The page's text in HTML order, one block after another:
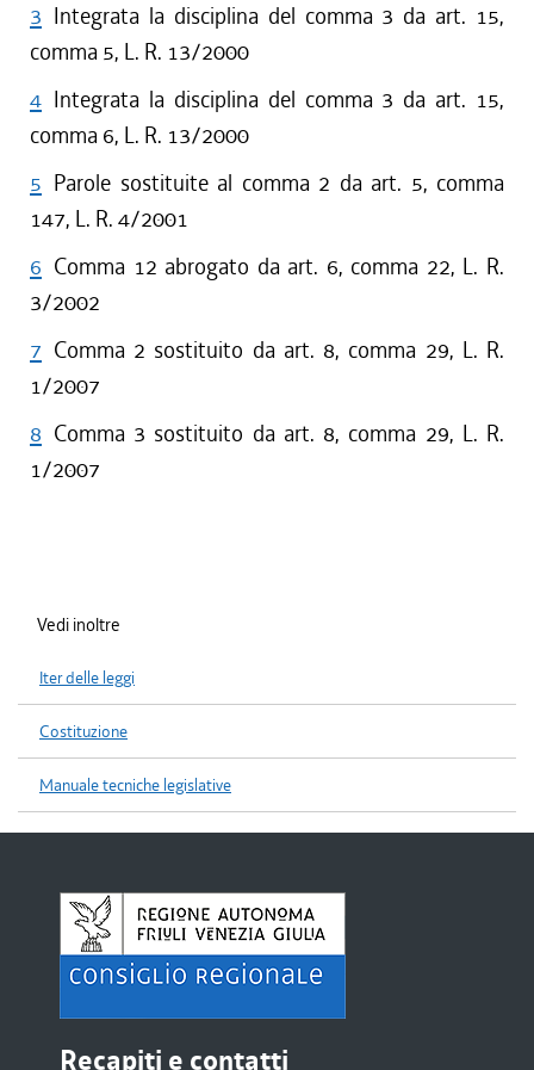
3 Integrata la disciplina del comma 3 da art. 15,
comma 5, L. R. 13/2000
4 Integrata la disciplina del comma 3 da art. 15,
comma 6, L. R. 13/2000
5 Parole sostituite al comma 2 da art. 5, comma
147, L. R. 4/2001
6 Comma 12 abrogato da art. 6, comma 22, L. R.
3/2002
7 Comma 2 sostituito da art. 8, comma 29, L. R.
1/2007
8 Comma 3 sostituito da art. 8, comma 29, L. R.
1/2007
Vedi inoltre
Iter delle leggi
Costituzione
Manuale tecniche legislative
Recapiti e contatti